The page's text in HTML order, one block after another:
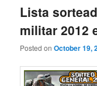
Lista
militar 2012
Posted onOctober 19,